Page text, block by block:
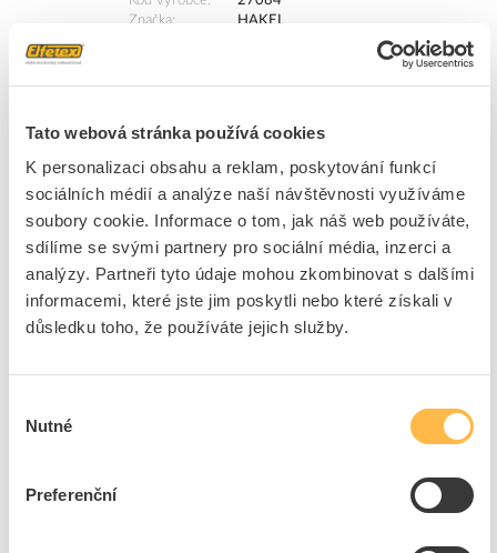
Tato webová stránka používá cookies
K personalizaci obsahu a reklam, poskytování funkcí
sociálních médií a analýze naší návštěvnosti využíváme
soubory cookie. Informace o tom, jak náš web používáte,
sdílíme se svými partnery pro sociální média, inzerci a
analýzy. Partneři tyto údaje mohou zkombinovat s dalšími
informacemi, které jste jim poskytli nebo které získali v
důsledku toho, že používáte jejich služby.
souhlasu
Nutné
Preferenční
Značka
HAKEL
Cena s DPH 3 738,17 Kč/ks
Přidat k porovnání
HAKEL Svodič II+III HSA-275/4+0 M přepětí,
varistorový
Kód ELFETEX
11.247.754
Kód výrobce
27085
Cena s DPH 2 807,71 Kč/ks
do košíku